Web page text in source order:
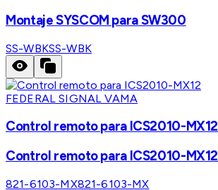
Montaje SYSCOM para SW300
SS-WBKSS-WBK
FEDERAL SIGNAL VAMA
Control remoto para ICS2010-MX12
Control remoto para ICS2010-MX12
821-6103-MX821-6103-MX